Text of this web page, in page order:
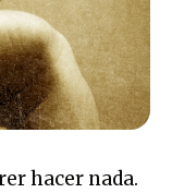
hacer nada.